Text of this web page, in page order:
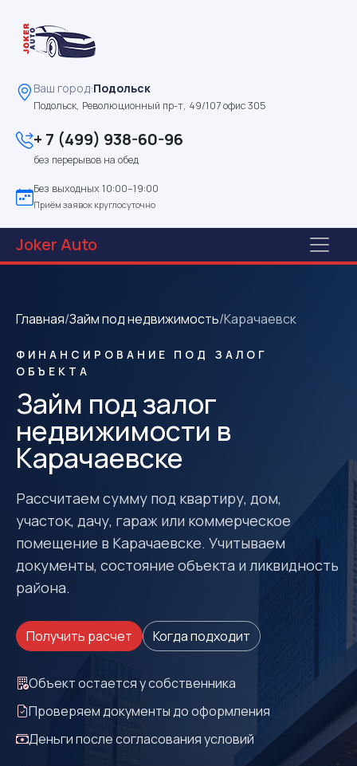
Ваш город:Подольск
Подольск, Революционный пр-т, 49/107 офис 305
+ 7 (499) 938-60-96
без перерывов на обед
Без выходных 10:00–19:00
Приём заявок круглосуточно
JokerAuto
Главная/Займ под недвижимость/Карачаевск
ФИНАНСИРОВАНИЕ ПОД ЗАЛОГ
ОБЪЕКТА
Займ под залог
недвижимости в
Карачаевске
Рассчитаем сумму под квартиру, дом,
участок, дачу, гараж или коммерческое
помещение в Карачаевске. Учитываем
документы, состояние объекта и ликвидность
района.
Получить расчет Когда подходит
Объект остается у собственника
Проверяем документы до оформления
Деньги после согласования условий